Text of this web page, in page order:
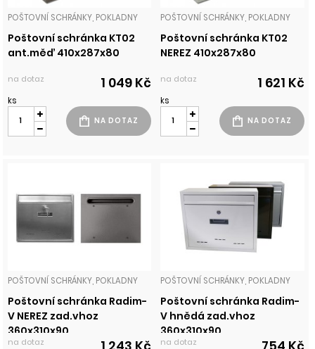
POŠTOVNÍ SCHRÁNKY, POKLADNY
Poštovní schránka KT02
ant.měď 410x287x80
na dotaz 1 049 Kč
ks
POŠTOVNÍ SCHRÁNKY, POKLADNY
Poštovní schránka KT02
NEREZ 410x287x80
na dotaz 1 621 Kč
ks
POŠTOVNÍ SCHRÁNKY, POKLADNY
Poštovní schránka Radim-
V NEREZ zad.vhoz
360x310x90
na dotaz
POŠTOVNÍ SCHRÁNKY, POKLADNY
Poštovní schránka Radim-
V hnědá zad.vhoz
360x310x90
na dotaz